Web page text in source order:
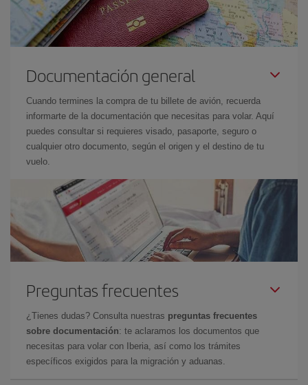
Documentación general
Cuando termines la compra de tu billete de avión, recuerda
informarte de la documentación que necesitas para volar. Aquí
puedes consultar si requieres visado, pasaporte, seguro o
cualquier otro documento, según el origen y el destino de tu
vuelo.
Preguntas frecuentes
¿Tienes dudas? Consulta nuestras preguntas frecuentes
sobre documentación: te aclaramos los documentos que
necesitas para volar con Iberia, así como los trámites
específicos exigidos para la migración y aduanas.